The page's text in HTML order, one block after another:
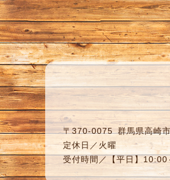
〒370-0075群馬県高崎
定休日／火曜
受付時間／【平日】